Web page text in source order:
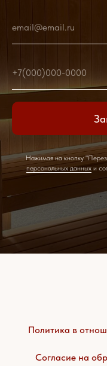
email@email.ru
+7(000)000-0000
Нажимая на кнопку
персональных данныхи
Политика в
Согласие на